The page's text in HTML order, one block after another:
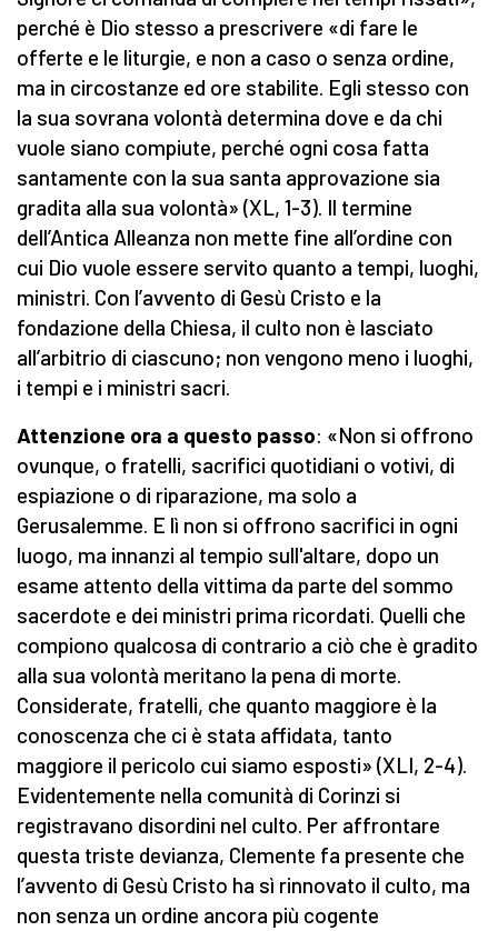
perché è Dio stesso a prescrivere «di fare le
offerte e le liturgie, e non a caso o senza ordine,
ma in circostanze ed ore stabilite. Egli stesso con
la sua sovrana volontà determina dove e da chi
vuole siano compiute, perché ogni cosa fatta
santamente con la sua santa approvazione sia
gradita alla sua volontà» (XL, 1-3). Il termine
dell’Antica Alleanza non mette fine all’ordine con
cui Dio vuole essere servito quanto a tempi, luoghi,
ministri. Con l’avvento di Gesù Cristo e la
fondazione della Chiesa, il culto non è lasciato
all’arbitrio di ciascuno; non vengono meno i luoghi,
i tempi e i ministri sacri.
Attenzione ora a questo passo: «Non si offrono
ovunque, o fratelli, sacrifici quotidiani o votivi, di
espiazione o di riparazione, ma solo a
Gerusalemme. E lì non si offrono sacrifici in ogni
luogo, ma innanzi al tempio sull'altare, dopo un
esame attento della vittima da parte del sommo
sacerdote e dei ministri prima ricordati. Quelli che
compiono qualcosa di contrario a ciò che è gradito
alla sua volontà meritano la pena di morte.
Considerate, fratelli, che quanto maggiore è la
conoscenza che ci è stata affidata, tanto
maggiore il pericolo cui siamo esposti» (XLI, 2-4).
Evidentemente nella comunità di Corinzi si
registravano disordini nel culto. Per affrontare
questa triste devianza, Clemente fa presente che
l’avvento di Gesù Cristo ha sì rinnovato il culto, ma
non senza un ordine ancora più cogente